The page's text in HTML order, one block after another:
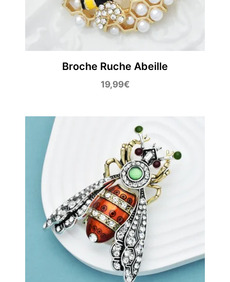
Broche Ruche Abeille
19,99€